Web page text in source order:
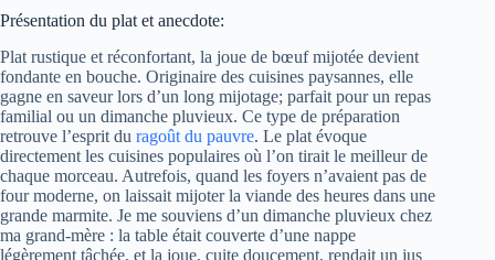
Présentation du plat et anecdote:
Plat rustique et réconfortant, la joue de bœuf mijotée devient
fondante en bouche. Originaire des cuisines paysannes, elle
gagne en saveur lors d’un long mijotage; parfait pour un repas
familial ou un dimanche pluvieux. Ce type de préparation
retrouve l’esprit du ragoût du pauvre. Le plat évoque
directement les cuisines populaires où l’on tirait le meilleur de
chaque morceau. Autrefois, quand les foyers n’avaient pas de
four moderne, on laissait mijoter la viande des heures dans une
grande marmite. Je me souviens d’un dimanche pluvieux chez
ma grand-mère : la table était couverte d’une nappe
légèrement tâchée, et la joue, cuite doucement, rendait un jus